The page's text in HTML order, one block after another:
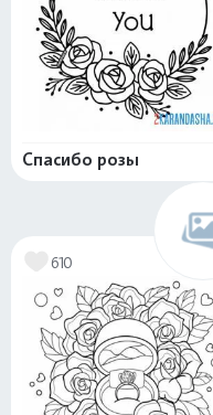
Спасибо розы
610